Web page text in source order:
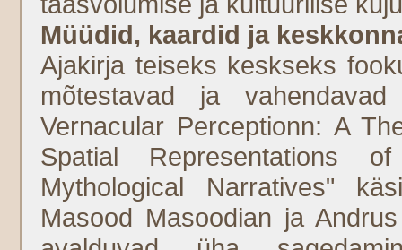
Müüdid, kaardid ja
Ajakirja teiseks keskseks
mõtestavad ja
Vernacular Perceptionn: A
Spatial Representations
Mythological Narratives"
Masood Masoodian ja